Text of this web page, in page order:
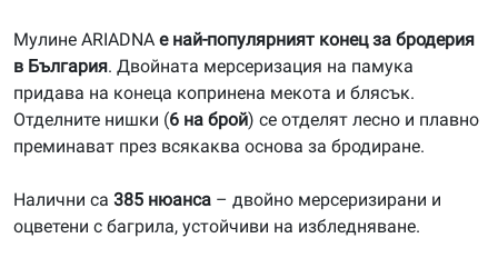
Мулине ARIADNA е най-популярният конец за бродерия
в България. Двойната мерсеризация на памука
придава на конеца копринена мекота и блясък.
Отделните нишки (6 на брой) се отделят лесно и плавно
преминават през всякаква основа за бродиране.
Налични са 385 нюанса – двойно мерсеризирани и
оцветени с багрила, устойчиви на избледняване.